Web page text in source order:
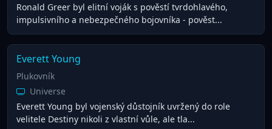
Ronald Greer byl elitní voják s pověstí tvrdohlavého,
impulsivního a nebezpečného bojovníka - pověst...
Everett Young
Plukovník
Universe
Everett Young byl vojenský důstojník uvržený do role
velitele Destiny nikoli z vlastní vůle, ale tla...